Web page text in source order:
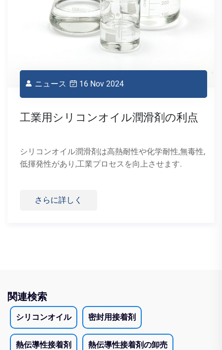
点
,無毒性,
さらに詳しく
関連検索
シリコンオイル 密封用接着剤
熱伝導性接着剤 熱伝導性接着剤の卸売